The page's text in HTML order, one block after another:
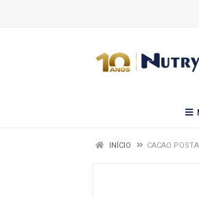
INÍCIO CACAO